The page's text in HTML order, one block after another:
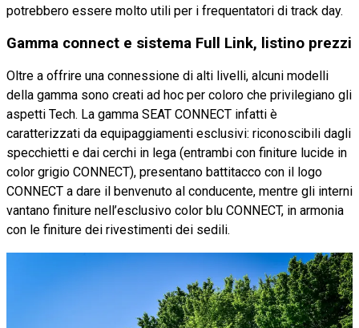
potrebbero essere molto utili per i frequentatori di track day.
Gamma connect e sistema Full Link, listino prezzi
Oltre a offrire una connessione di alti livelli, alcuni modelli
della gamma sono creati ad hoc per coloro che privilegiano gli
aspetti Tech. La gamma SEAT CONNECT infatti è
caratterizzati da equipaggiamenti esclusivi: riconoscibili dagli
specchietti e dai cerchi in lega (entrambi con finiture lucide in
color grigio CONNECT), presentano battitacco con il logo
CONNECT a dare il benvenuto al conducente, mentre gli interni
vantano finiture nell’esclusivo color blu CONNECT, in armonia
con le finiture dei rivestimenti dei sedili.